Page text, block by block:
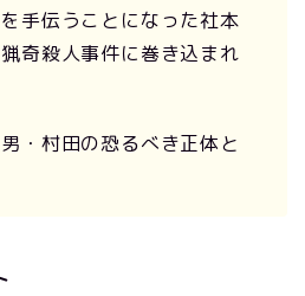
手伝うことになった社本
奇殺人事件に巻き込まれ
・村田の恐るべき正体と